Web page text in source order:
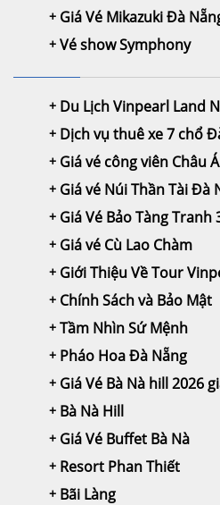
Giá Vé Mikazuki Đà
Vé show Symphony
Du Lịch Vinpearl Land
Dịch vụ thuê xe 7 chổ
Giá vé công viên Châu
Giá vé Núi Thần Tài Đà
Giá Vé Bảo Tàng Tranh
Giá vé Cù Lao Chàm
Giới Thiệu Về Tour
Chính Sách và Bảo Mật
Tầm Nhìn Sứ Mệnh
Pháo Hoa Đà Nẵng
Giá Vé Bà Nà hill 2026
Bà Nà Hill
Giá Vé Buffet Bà Nà
Resort Phan Thiết
Bãi Làng